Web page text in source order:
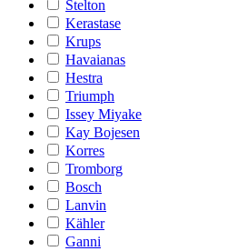
Stelton
Kerastase
Krups
Havaianas
Hestra
Triumph
Issey Miyake
Kay Bojesen
Korres
Tromborg
Bosch
Lanvin
Kähler
Ganni